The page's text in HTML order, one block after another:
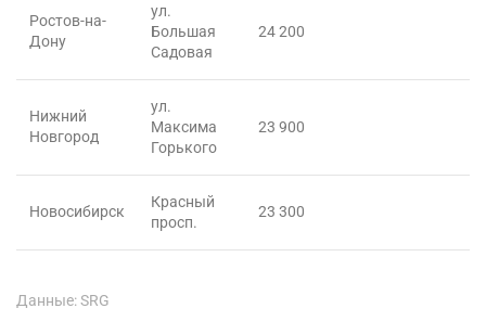
Ростов-на-
Дону
ул.
Большая
Садовая
24 200
Нижний
Новгород
ул.
Максима
Горького
23 900
Новосибирск
Красный
просп.
23 300
Данные: SRG